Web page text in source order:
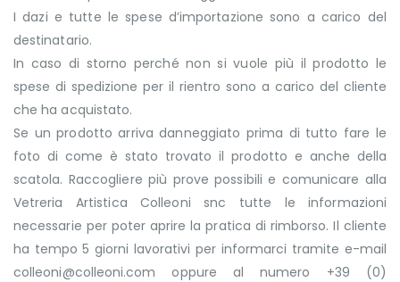
I dazi e tutte le spese d’importazione sono a carico del
destinatario.
In caso di storno perché non si vuole più il prodotto le
spese di spedizione per il rientro sono a carico del cliente
che ha acquistato.
Se un prodotto arriva danneggiato prima di tutto fare le
foto di come è stato trovato il prodotto e anche della
scatola. Raccogliere più prove possibili e comunicare alla
Vetreria Artistica Colleoni snc tutte le informazioni
necessarie per poter aprire la pratica di rimborso. Il cliente
ha tempo 5 giorni lavorativi per informarci tramite e-mail
colleoni@colleoni.com oppure al numero +39 (0)